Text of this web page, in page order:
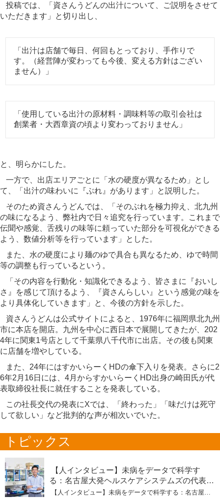
投稿では、「資さんうどんの出汁について、ご説明をさせて
いただきます」と切り出し、
「出汁は店舗で毎日、何回もとっており、手作りで
す。（経営陣が変わっても今後、変える方針はござい
ません）」
「使用している出汁の原材料・調味料等の取引会社は
創業者・大西章資の頃より変わっておりません」
と、明らかにした。
一方で、出店エリアごとに「水の硬度が異なるため」とし
て、「出汁の味わいに『ぶれ』があります」と説明した。
そのため資さんうどんでは、「そのぶれを極力抑え、北九州
の味になるよう、弊社内で日々追究を行っています。これまで
伝聞や感覚、舌残りの味等に頼っていた部分を可視化ができる
よう、数値分析等を行っています」とした。
また、水の硬度により麺のゆで具合も異なるため、ゆで時間
等の調整も行っているという。
「その内容を行動化・知識化できるよう、皆さまに『おいし
さ』を感じて頂けるよう、『資さんらしい』という感覚の味を
より具体化していきます」と、今後の方針を示した。
資さんうどんは公式サイトによると、1976年に福岡県北九州
市に本店を開店。九州を中心に西日本で展開してきたが、202
4年に関東1号店として千葉県八千代市に出店。その後も関東
に店舗を増やしている。
また、24年にはすかいらーくHDの傘下入りを発表。さらに2
6年2月16日には、4月からすかいらーくHD出身の崎田氏が代
表取締役社長に就任することを発表している。
この社長交代の発表にXでは、「終わった」「味だけは死守
して欲しい」など批判的な声が相次いでいた。
トピックス
【人インタビュー】未病をデータで科学す
る：名古屋大発ヘルスケアシステムズの代表取
締役社長・瀧本陽介 【下】「人生80年の暇つ
【人インタビュー】未病をデータで科学する：名古屋大